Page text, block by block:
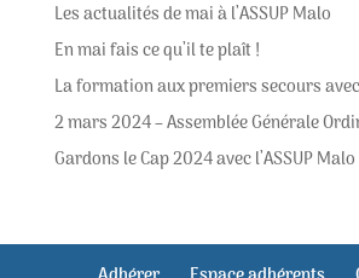
Les actualités de mai à l’ASSUP Malo
En mai fais ce qu’il te plaît !
La formation aux premiers secours avec
2 mars 2024 – Assemblée Générale
Gardons le Cap 2024 avec l’ASSUP Malo